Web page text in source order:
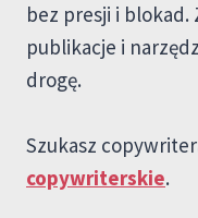
bez presji i
publikacje i
drogę.
Szukasz
copywriterskie.